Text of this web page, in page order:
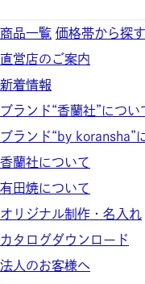
商品一覧 価格帯から探す
直営店のご案内
新着情報
ブランド“香蘭社”につい
ブランド“by koransha”
香蘭社について
有田焼について
オリジナル制作・名入れ
カタログダウンロード
法人のお客様へ